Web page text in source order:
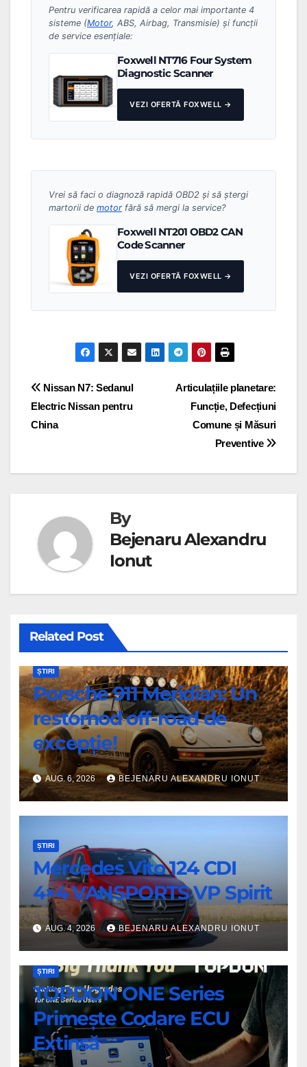
Pentru verificarea rapidă a celor mai importante 4
sisteme (Motor, ABS, Airbag, Transmisie) și funcții
de service esențiale:
Foxwell NT716 Four System
Diagnostic Scanner
VEZI OFERTĂ FOXWELL →
Vrei să faci o diagnoză rapidă OBD2 și să ștergi
martorii de motor fără să mergi la service?
Foxwell NT201 OBD2 CAN
Code Scanner
VEZI OFERTĂ FOXWELL →
Navigare
în
Articulațiile planetare:
Funcție, Defecțiuni
Comune și Măsuri
Preventive
Nissan N7: Sedanul
Electric Nissan pentru
China
By
Bejenaru Alexandru
Ionut
Related Post
ȘTIRI
Porsche 911 Meridian: Un
restomod off-road de
excepție!
AUG. 6, 2026 BEJENARU ALEXANDRU IONUT
ȘTIRI
Mercedes Vito 124 CDI
4×4 VANSPORTS VP Spirit
AUG. 4, 2026 BEJENARU ALEXANDRU IONUT
ȘTIRI
TOPDON ONE Series
Primește Codare ECU
Extinsă